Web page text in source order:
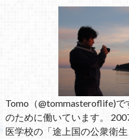
Tomo（@tommasteroflife)
のために働いています。
医学校の「途上国の公衆衛